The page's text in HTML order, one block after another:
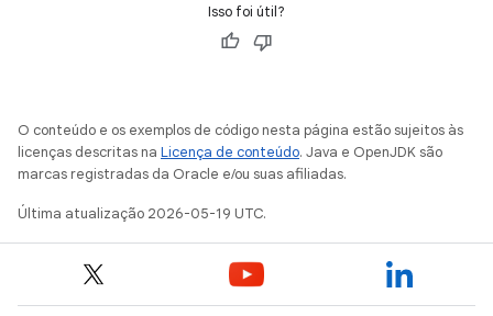
Isso foi útil?
O conteúdo e os exemplos de código nesta página estão sujeitos às
licenças descritas na Licença de conteúdo. Java e OpenJDK são
marcas registradas da Oracle e/ou suas afiliadas.
Última atualização 2026-05-19 UTC.